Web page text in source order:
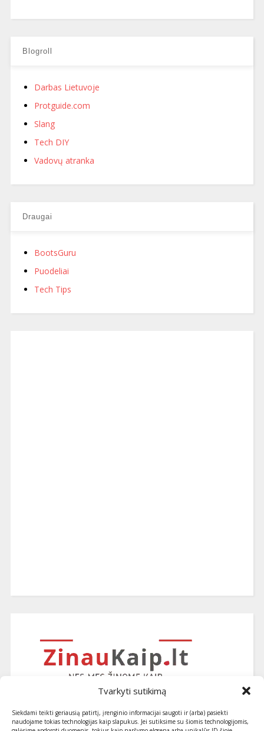
Tvarkyti sutikimą
Siekdami teikti geriausią patirtį, įrenginio informacijai saugoti ir (arba) pasiekti
naudojame tokias technologijas kaip slapukus. Jei sutiksime su šiomis technologijomis,
Blogroll
Darbas Lietuvoje
Protguide.com
Slang
Tech DIY
Vadovų atranka
Draugai
BootsGuru
Puodeliai
Tech Tips